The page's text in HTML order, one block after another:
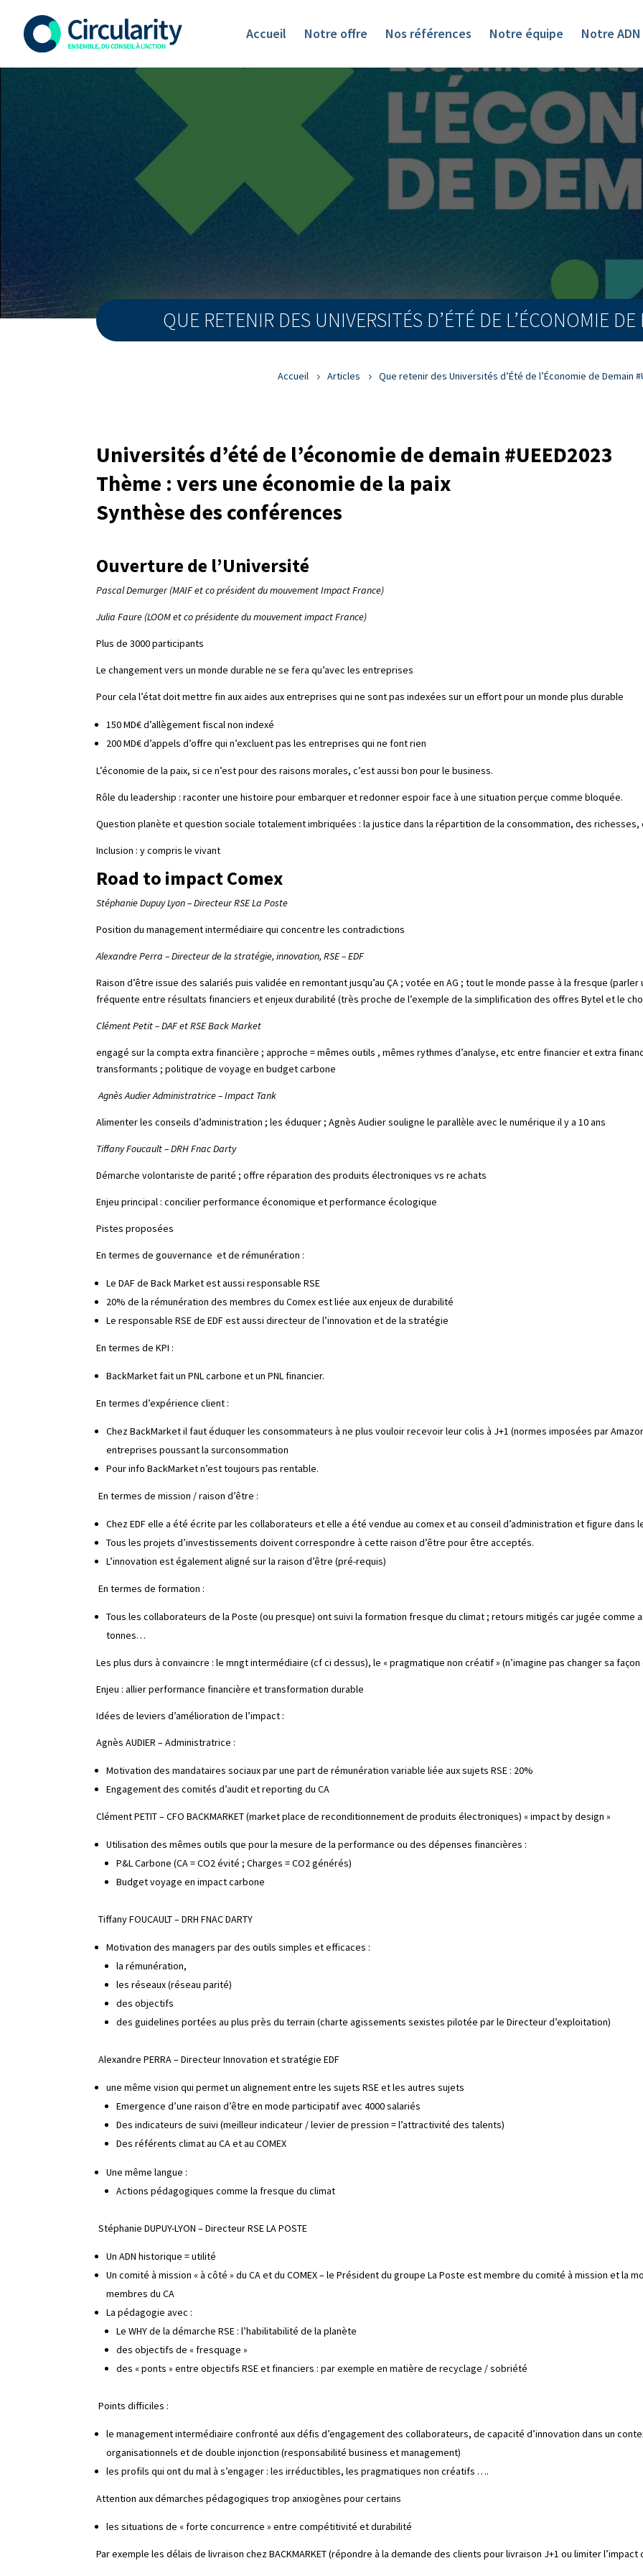
Accueil Notre offre Nos références Notre équipe Notre ADN
QUE RETENIR DES UNIVERSITÉS D’ÉTÉ DE L’ÉCONOMIE
Accueil Articles Que retenir des Universités d’Été de l’Économie de Demain
Universités d’été de l’économie de demain #UEED2023
Thème : vers une économie de la paix
Synthèse des conférences
Ouverture de l’Université
Pascal Demurger (MAIF et co président du mouvement Impact France)
Julia Faure (LOOM et co présidente du mouvement impact France)
Plus de 3000 participants
Le changement vers un monde durable ne se fera qu’avec les entreprises
Pour cela l’état doit mettre fin aux aides aux entreprises qui ne sont pas indexées sur un effort pour un monde plus durable
150 MD€ d’allègement fiscal non indexé
200 MD€ d’appels d’offre qui n’excluent pas les entreprises qui ne font rien
L’économie de la paix, si ce n’est pour des raisons morales, c’est aussi bon pour le business.
Rôle du leadership : raconter une histoire pour embarquer et redonner espoir face à une situation perçue comme bloquée.
Question planète et question sociale totalement imbriquées : la justice dans la répartition de la consommation, des
Inclusion : y compris le vivant
Road to impact Comex
Stéphanie Dupuy Lyon – Directeur RSE La Poste
Position du management intermédiaire qui concentre les contradictions
Alexandre Perra –Directeur de la stratégie, innovation, RSE – EDF
Raison d’être issue des salariés puis validée en remontant jusqu’au ÇA ; votée en AG ; tout le monde passe à la fresque
fréquente entre résultats financiers et enjeux durabilité (très proche de l’exemple de la simplification des offres Bytel et le
Clément Petit –DAF et RSE Back Market
engagé sur la compta extra financière ; approche = mêmes outils , mêmes rythmes d’analyse, etc entre financier et extra
transformants ; politique de voyage en budget carbone
Agnès AudierAdministratrice – Impact Tank
Alimenter les conseils d’administration ; les éduquer ; Agnès Audier souligne le parallèle avec le numérique il y a 10 ans
Tiffany Foucault – DRH Fnac Darty
Démarche volontariste de parité ; offre réparation des produits électroniques vs re achats
Enjeu principal : concilier performance économique et performance écologique
Pistes proposées
En termes de gouvernance et de rémunération :
Le DAF de Back Market est aussi responsable RSE
20% de la rémunération des membres du Comex est liée aux enjeux de durabilité
Le responsable RSE de EDF est aussi directeur de l’innovation et de la stratégie
En termes de KPI :
BackMarket fait un PNL carbone et un PNL financier.
En termes d’expérience client :
Chez BackMarket il faut éduquer les consommateurs à ne plus vouloir recevoir leur colis à J+1 (normes imposées par
entreprises poussant la surconsommation
Pour info BackMarket n’est toujours pas rentable.
En termes de mission / raison d’être :
Chez EDF elle a été écrite par les collaborateurs et elle a été vendue au comex et au conseil d’administration et figure dans
Tous les projets d’investissements doivent correspondre à cette raison d’être pour être acceptés.
L’innovation est également aligné sur la raison d’être (pré-requis)
En termes de formation :
Tous les collaborateurs de la Poste (ou presque) ont suivi la formation fresque du climat ; retours mitigés car jugée comme
tonnes…
Les plus durs à convaincre : le mngt intermédiaire (cf ci dessus), le « pragmatique non créatif » (n’imagine pas changer sa façon
Enjeu : allier performance financière et transformation durable
Idées de leviers d’amélioration de l’impact :
Agnès AUDIER – Administratrice :
Motivation des mandataires sociaux par une part de rémunération variable liée aux sujets RSE : 20%
Engagement des comités d’audit et reporting du CA
Clément PETIT – CFO BACKMARKET (market place de reconditionnement de produits électroniques) « impact by design »
Utilisation des mêmes outils que pour la mesure de la performance ou des dépenses financières :
P&L Carbone (CA = CO2 évité ; Charges = CO2 générés)
Budget voyage en impact carbone
Tiffany FOUCAULT – DRH FNAC DARTY
Motivation des managers par des outils simples et efficaces :
la rémunération,
les réseaux (réseau parité)
des objectifs
des guidelines portées au plus près du terrain (charte agissements sexistes pilotée par le Directeur d’exploitation)
Alexandre PERRA – Directeur Innovation et stratégie EDF
une même vision qui permet un alignement entre les sujets RSE et les autres sujets
Emergence d’une raison d’être en mode participatif avec 4000 salariés
Des indicateurs de suivi (meilleur indicateur / levier de pression = l’attractivité des talents)
Des référents climat au CA et au COMEX
Une même langue :
Actions pédagogiques comme la fresque du climat
Stéphanie DUPUY-LYON – Directeur RSE LA POSTE
Un ADN historique = utilité
Un comité à mission « à côté » du CA et du COMEX – le Président du groupe La Poste est membre du comité à mission et la
membres du CA
La pédagogie avec :
Le WHY de la démarche RSE : l’habilitabilité de la planète
des objectifs de « fresquage »
des « ponts » entre objectifs RSE et financiers : par exemple en matière de recyclage / sobriété
Points difficiles :
le management intermédiaire confronté aux défis d’engagement des collaborateurs, de capacité d’innovation dans un
organisationnels et de double injonction (responsabilité business et management)
les profils qui ont du mal à s’engager : les irréductibles, les pragmatiques non créatifs ….
Attention aux démarches pédagogiques trop anxiogènes pour certains
les situations de « forte concurrence » entre compétitivité et durabilité
Par exemple les délais de livraison chez BACKMARKET (répondre à la demande des clients pour livraison J+1 ou limiter l’impact